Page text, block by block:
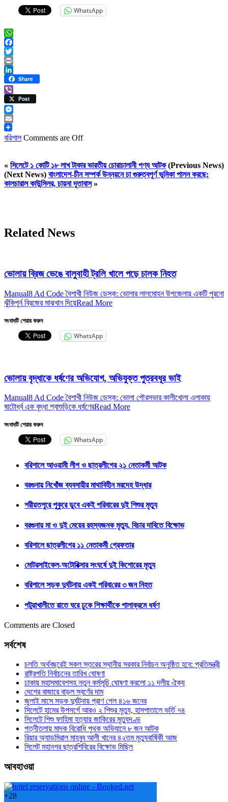
WhatsApp
WhatsApp
Facebook
Twitter
Print
LinkedIn
Share
ViberPost
Messenger
Email
বরিশাল Comments are Off
« সিলেটে ১ কোটি ১৮ লাখ টাকার ভারতীয় চোরাচালানী পণ্য আটক(Previous News)
(Next News) বাংলাদেশ-চীন সম্পর্ক উন্নয়নে চা গুরুত্বপূর্ণ ভূমিকা পালন করছে:
কালচারাল কাউন্সিলর, চায়না দূতাবাস»
Related News
ভোলায় ব্রিজ ভেঙে বালুবাহী ট্রলি খালে পড়ে চালক নিহত
Manual8 Ad Code বৈশাখী নিউজ ডেস্ক: ভোলার লালমোহন উপজেলায় একটি পুরনো
ঝুঁকিপুর্ন ব্রিজের মাঝখান দিয়েRead More
সংবাদটি শেয়ার করুন
WhatsApp
ভোলায় বৃদ্ধাকে ধর্ষণের অভিযোগ, অভিযুক্ত পুত্রবধূর ভাই
Manual8 Ad Code বৈশাখী নিউজ ডেস্ক: ভোলা পৌরসভার কালীখোলা এলাকায়
ষাটোর্ধ্ব এক বৃদ্ধা শ্বাশুড়িকে ধর্ষণেরRead More
সংবাদটি শেয়ার করুন
WhatsApp
বরিশালে আওয়ামী লীগ ও ছাত্রলীগের ২১ নেতাকর্মী আটক
বরগুনায় নিখোঁজ ব্যবসায়ীর মাথাবিহীন মরদেহ উদ্ধার
শরীয়তপুরে পুকুরে ডুবে একই পরিবারের দুই শিশুর মৃত্যু
বরগুনায় মা ও দুই মেয়ের রহস্যজনক মৃত্যু, বিচার দাবিতে বিক্ষোভ
বরিশালে ছাত্রলীগের ১১ নেতাকর্মী গ্রেফতার
মোটরসাইকেল-অটোরিক্সার সংঘর্ষে দুই কিশোরের মৃত্যু
বরিশালে সড়ক দুর্ঘটনায় একই প‌রিবা‌রের ৩ জন নিহত
পটুয়াখালীতে রাতে ঘরে ঢুকে শিক্ষার্থীকে পালাক্রমে ধর্ষণ
Comments are Closed
সর্বশেষ
চলতি অর্থবছরেই সকল স্তরের স্থানীয় সরকার নির্বাচন অনুষ্ঠিত হবে: প্রতিমন্ত্রী
রাষ্ট্রপতি নির্বাচনের তারিখ ঘোষণা
ঢাকায় মহাসমাবেশসহ নতুন কর্মসূচি ঘোষণা করলো ১১ দলীয় ঐক্য
দেশের বাজারে বাড়ল স্বর্ণের দাম
জুলাই মাসে সড়ক দুর্ঘটনায় প্রাণ গেল ৪১৬ জনের
সিলেটে হামের উপসর্গে আরও ২ শিশুর মৃত্যু, হাসপাতালে ভর্তি ৭৪
সিলেটে শিশু ফাহিমা হত্যায় জাকিরের মৃত্যুদণ্ড
পত্নীতলায় মাদক বিরোধি পৃথক অভিযানে ৮ জন আটক
রিয়ার অ্যাডমিরাল মাহবুব আলী খানের ৪২তম মৃত্যুবার্ষিকী আজ
সিলেট মহানগর ছাত্রশিবিরের বিক্ষোভ মিছিল
আবহাওয়া
+28